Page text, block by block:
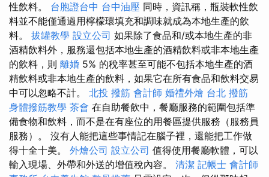
性飲料。 台胞證台中 台中油壓 同時，資訊稱，瓶裝軟性飲
料並不能僅通過用檸檬環填充和調味就成為本地生產的飲
料。 拔罐教學 設立公司 如果除了食品和/或本地生產的非
酒精飲料外，服務還包括本地生產的酒精飲料或非本地生產
的飲料，則 離婚 5% 的稅率甚至可能不包括本地生產的酒
精飲料或非本地生產的飲料，如果它在所有食品和飲料交易
中可以忽略不計。 北投 撥筋 會計師 婚禮外燴 台北 撥筋
身體撥筋教學 茶會 在自助餐飲中，餐廳服務的範圍包括準
備食物和飲料，而不是在有座位的用餐區提供服務（服務員
服務）。 沒有人能把這些事情記在腦子裡，還能把工作做
得十全十美。 外燴公司 設立公司 值得使用餐廳軟體，可以
輸入現場、外帶和外送的增值稅內容。 清潔 記帳士 會計師